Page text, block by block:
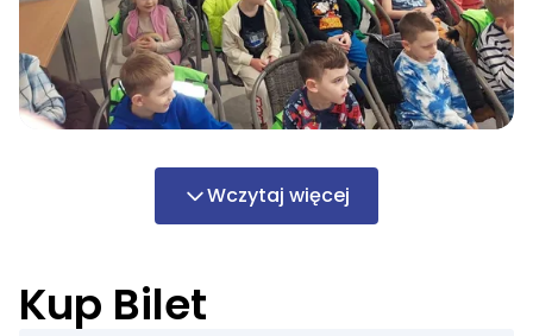
Wczytaj więcej
Kup Bilet